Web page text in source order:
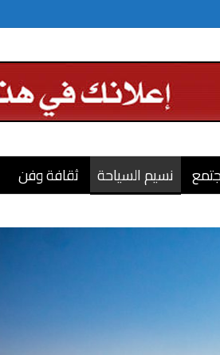
نسيم السياحة ثقافة وفن